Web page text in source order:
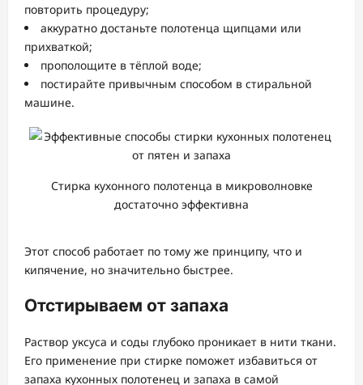
повторить процедуру;
аккуратно достаньте полотенца щипцами или
прихваткой;
прополощите в тёплой воде;
постирайте привычным способом в стиральной
машине.
Стирка кухонного полотенца в микроволновке
достаточно эффективна
Этот способ работает по тому же принципу, что и
кипячение, но значительно быстрее.
Отстирываем от запаха
Раствор уксуса и соды глубоко проникает в нити ткани.
Его применение при стирке поможет избавиться от
запаха кухонных полотенец и запаха в самой